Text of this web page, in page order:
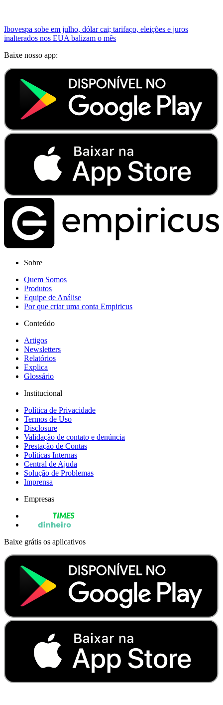
Ibovespa sobe em julho, dólar cai; tarifaço, eleições e juros
inalterados nos EUA balizam o mês
Baixe nosso app:
Sobre
Quem Somos
Produtos
Equipe de Análise
Por que criar uma conta Empiricus
Conteúdo
Artigos
Newsletters
Relatórios
Explica
Glossário
Institucional
Política de Privacidade
Termos de Uso
Disclosure
Validação de contato e denúncia
Prestação de Contas
Políticas Internas
Central de Ajuda
Solução de Problemas
Imprensa
Empresas
Baixe grátis os aplicativos